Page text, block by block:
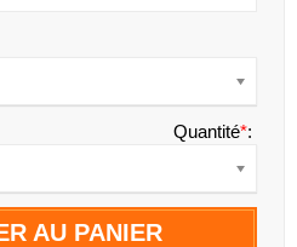
Quantité*:
AU PANIER